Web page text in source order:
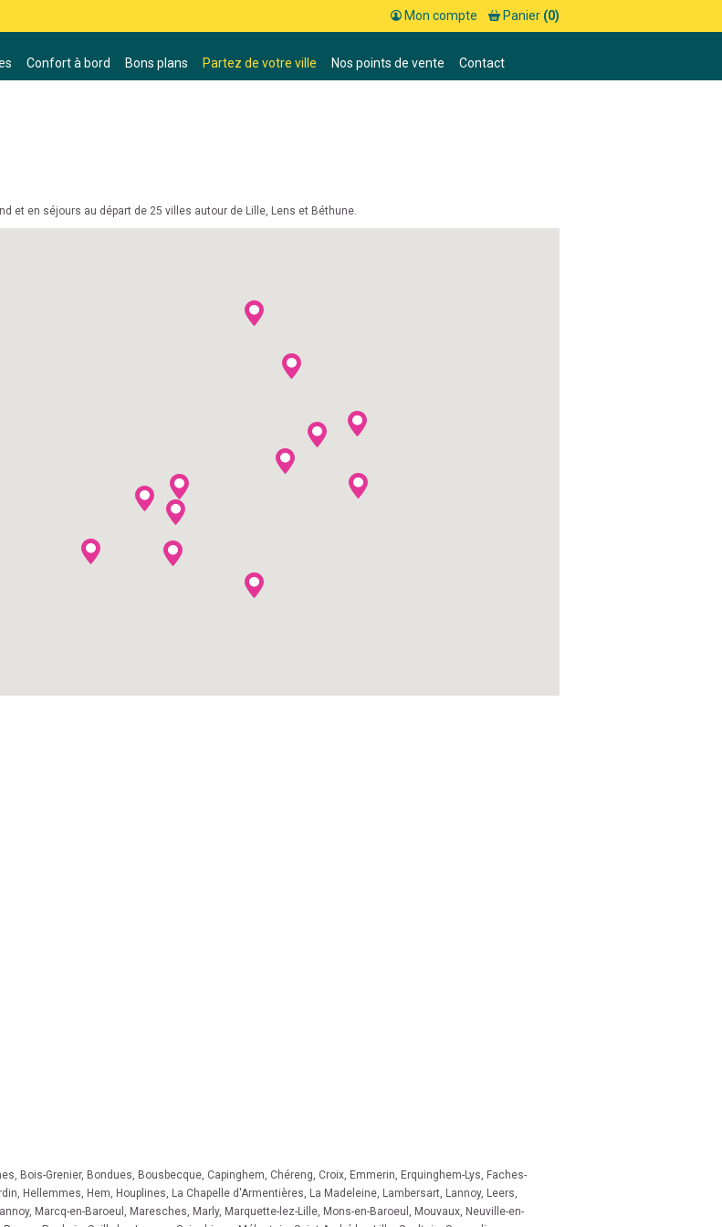
Mon compte Panier (0)
Confort à bord Bons plans Partez de votre ville Nos points de vente Contact
et en séjours au départ de 25 villes autour de Lille, Lens et Béthune.
, Bois-Grenier, Bondues, Bousbecque, Capinghem, Chéreng, Croix, Emmerin, Erquinghem-Lys, Faches-
, Hellemmes, Hem, Houplines, La Chapelle d'Armentières, La Madeleine, Lambersart, Lannoy, Leers,
, Marcq-en-Baroeul , Maresches, Marly, Marquette-lez-Lille, Mons-en-Baroeul , Mouvaux, Neuville-en-